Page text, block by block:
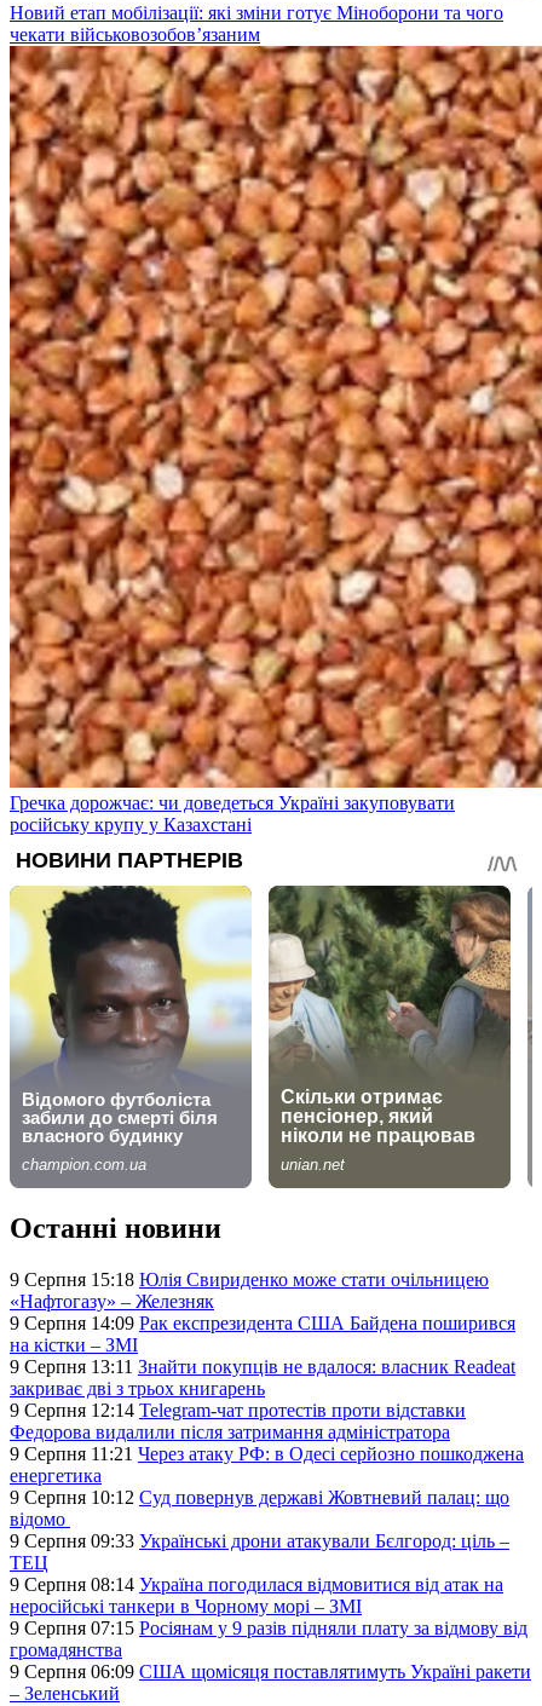
Новий етап мобілізації: які зміни готує Міноборони та чого
чекати військовозобов’язаним
Гречка дорожчає: чи доведеться Україні закуповувати
російську крупу у Казахстані
Останні новини
9 Серпня 15:18 Юлія Свириденко може стати очільницею
«Нафтогазу» – Железняк
9 Серпня 14:09 Рак експрезидента США Байдена поширився
на кістки – ЗМІ
9 Серпня 13:11 Знайти покупців не вдалося: власник Readeat
закриває дві з трьох книгарень
9 Серпня 12:14 Telegram-чат протестів проти відставки
Федорова видалили після затримання адміністратора
9 Серпня 11:21 Через атаку РФ: в Одесі серйозно пошкоджена
енергетика
9 Серпня 10:12 Суд повернув державі Жовтневий палац: що
відомо
9 Серпня 09:33 Українські дрони атакували Бєлгород: ціль –
ТЕЦ
9 Серпня 08:14 Україна погодилася відмовитися від атак на
неросійські танкери в Чорному морі – ЗМІ
9 Серпня 07:15 Росіянам у 9 разів підняли плату за відмову від
громадянства
9 Серпня 06:09 США щомісяця поставлятимуть Україні ракети
– Зеленський